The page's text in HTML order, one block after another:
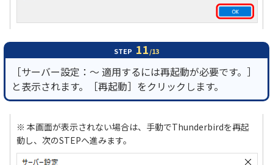
STEP 11/13
［サーバー設定：～ 適用するには再起動が必要です。］
と表示されます。［再起動］をクリックします。
※ 本画面が表示されない場合は、手動でThunderbirdを再起
動し、次のSTEPへ進みます。